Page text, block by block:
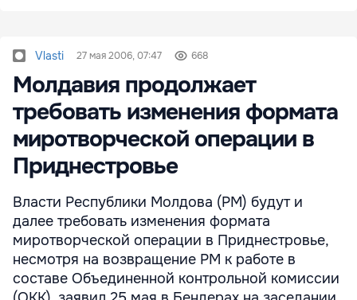
Vlasti 27 мая 2006, 07:47 668
Молдавия продолжает
требовать изменения формата
миротворческой операции в
Приднестровье
Власти Республики Молдова (РМ) будут и
далее требовать изменения формата
миротворческой операции в Приднестровье,
несмотря на возвращение РМ к работе в
составе Объединенной контрольной комиссии